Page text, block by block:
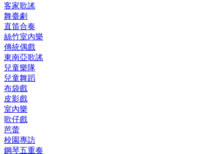
客家歌謠
舞臺劇
直笛合奏
絲竹室內樂
傳統偶戲
東南亞歌謠
兒童樂隊
兒童舞蹈
布袋戲
皮影戲
室內樂
歌仔戲
芭蕾
校園專訪
鋼琴五重奏